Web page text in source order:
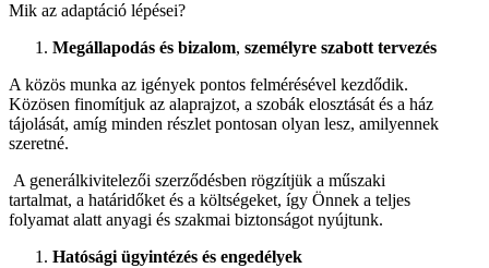
Mik az adaptáció lépései?
Megállapodás és bizalom, személyre szabott tervezés
A közös munka az igények pontos felmérésével kezdődik.
Közösen finomítjuk az alaprajzot, a szobák elosztását és a ház
tájolását, amíg minden részlet pontosan olyan lesz, amilyennek
szeretné.
A generálkivitelezői szerződésben rögzítjük a műszaki
tartalmat, a határidőket és a költségeket, így Önnek a teljes
folyamat alatt anyagi és szakmai biztonságot nyújtunk.
Hatósági ügyintézés és engedélyek